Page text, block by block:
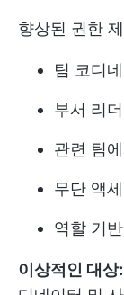
향상된 권한
팀 코디
부서 리
관련 팀
무단 액
역할 기
이상적인 대상: